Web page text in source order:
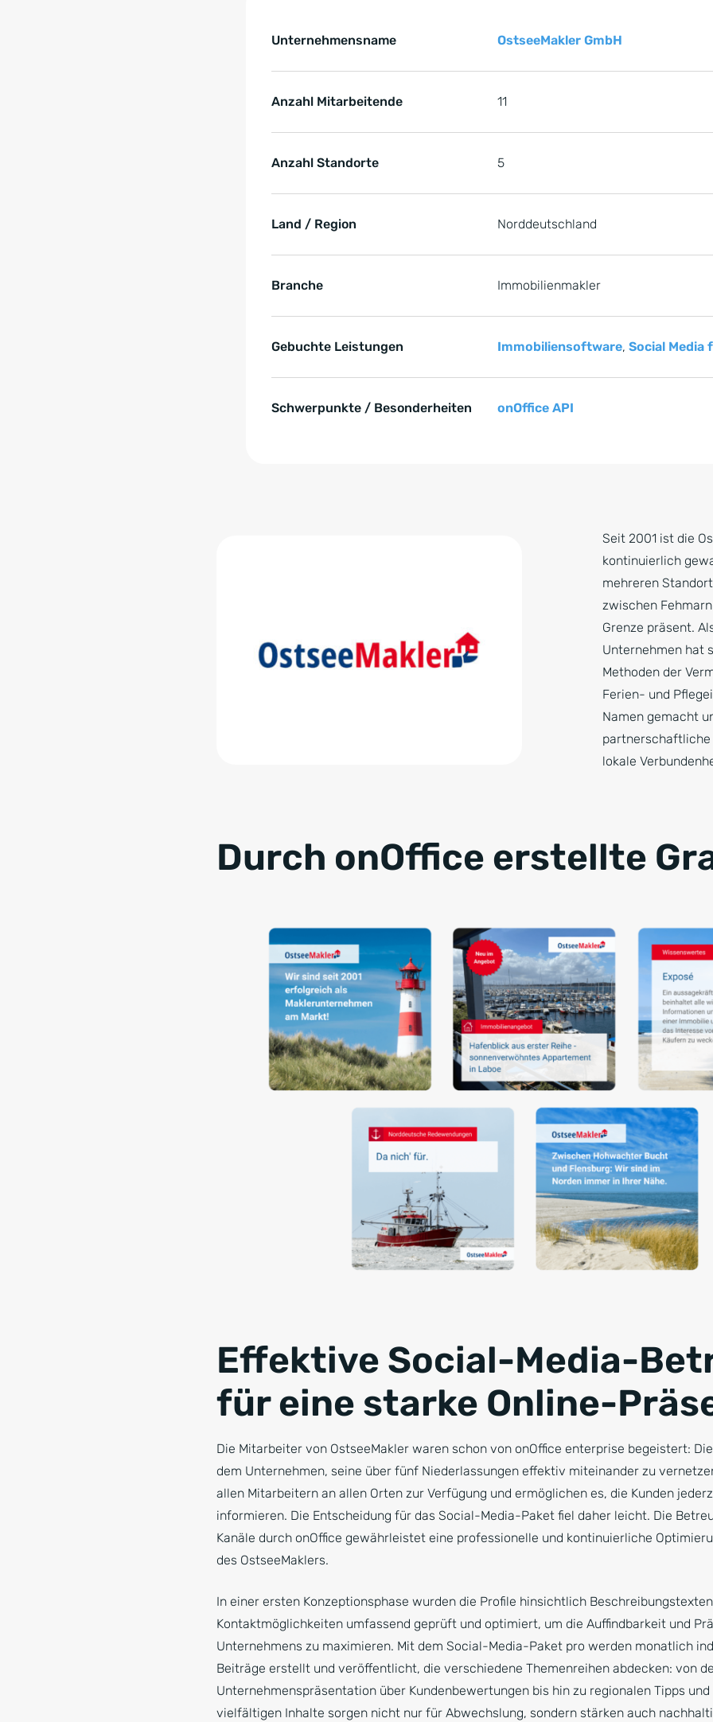
Unternehmensname
OstseeMakler GmbH
Anzahl Mitarbeitende 11
Anzahl Standorte 5
Land / Region Norddeutschland
Branche Immobilienmakler
Gebuchte Leistungen Immobiliensoftware, Social Media
Schwerpunkte / Besonderheiten onOffice API
Seit 2001 ist die
kontinuierlich
mehreren
zwischen
Grenze präsent.
Unternehmen hat
Methoden der
Ferien- und
Namen gemacht
partnerschaftliche
lokale
Durch onOffice erstellte
Effektive Social-Media-
für eine starke Online-
Die Mitarbeiter von OstseeMakler waren schon von onOffice enterprise begeistert:
dem Unternehmen, seine über fünf Niederlassungen effektiv miteinander zu
allen Mitarbeitern an allen Orten zur Verfügung und ermöglichen es, die Kunden
informieren. Die Entscheidung für das Social-Media-Paket fiel daher leicht. Die
Kanäle durch onOffice gewährleistet eine professionelle und kontinuierliche
des OstseeMaklers.
In einer ersten Konzeptionsphase wurden die Profile hinsichtlich
Kontaktmöglichkeiten umfassend geprüft und optimiert, um die Auffindbarkeit und
Unternehmens zu maximieren. Mit dem Social-Media-Paket pro werden monatlich
Beiträge erstellt und veröffentlicht, die verschiedene Themenreihen abdecken: von
Unternehmenspräsentation über Kundenbewertungen bis hin zu regionalen Tipps
vielfältigen Inhalte sorgen nicht nur für Abwechslung, sondern stärken auch